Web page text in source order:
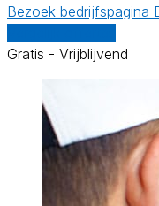
Bezoek bedrijfspagina
Gratis - Vrijblijvend